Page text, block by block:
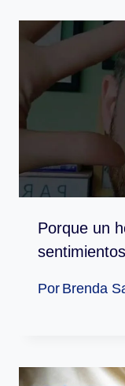
Porque un
Por Brenda